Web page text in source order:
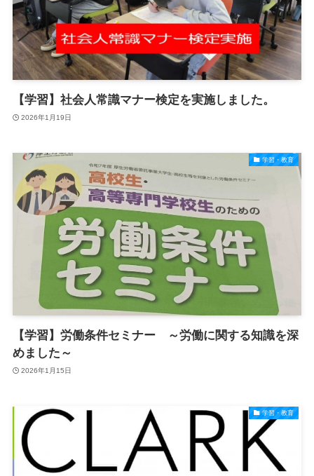
【学習】社会人常識マナー検定を実施しました。
2026年1月19日
学習・教育
【学習】労働条件セミナー ～労働に関する知識を深
めました～
2026年1月15日
学習・教育